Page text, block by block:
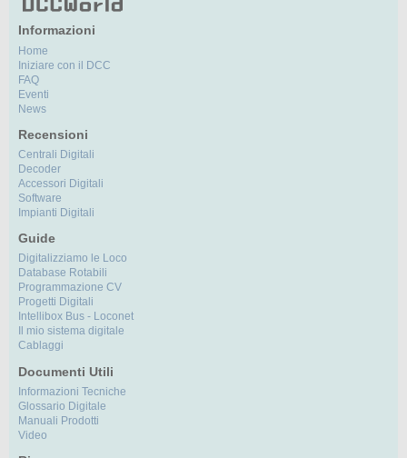
Informazioni
Home
Iniziare con il DCC
FAQ
Eventi
News
Recensioni
Centrali Digitali
Decoder
Accessori Digitali
Software
Impianti Digitali
Guide
Digitalizziamo le Loco
Database Rotabili
Programmazione CV
Progetti Digitali
Intellibox Bus - Loconet
Il mio sistema digitale
Cablaggi
Documenti Utili
Informazioni Tecniche
Glossario Digitale
Manuali Prodotti
Video